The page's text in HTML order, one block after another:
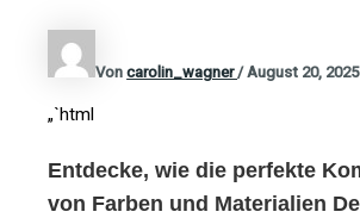
Voncarolin_wagner/August 20, 2025
„`html
Entdecke, wie die perfekte
von Farben und Materialien